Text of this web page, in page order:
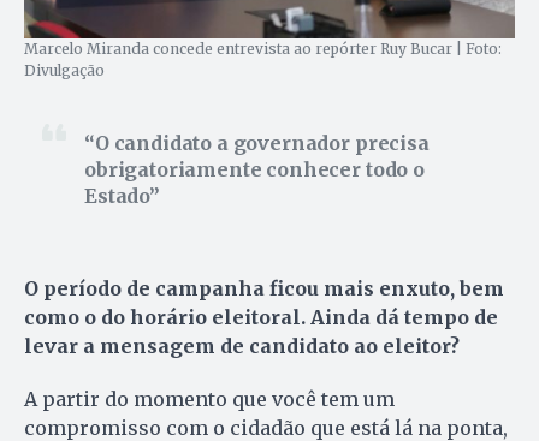
Marcelo Miranda concede entrevista ao repórter Ruy Bucar | Foto:
Divulgação
O candidato a governador precisa
obrigatoriamente conhecer todo o
Estado
O período de campanha ficou mais enxuto, bem
como o do horário eleitoral. Ainda dá tempo de
levar a mensagem de candidato ao eleitor?
A partir do momento que você tem um
compromisso com o cidadão que está lá na ponta,